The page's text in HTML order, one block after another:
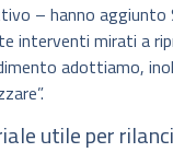
– hanno
interventi mirati a
adottiamo,
utile per